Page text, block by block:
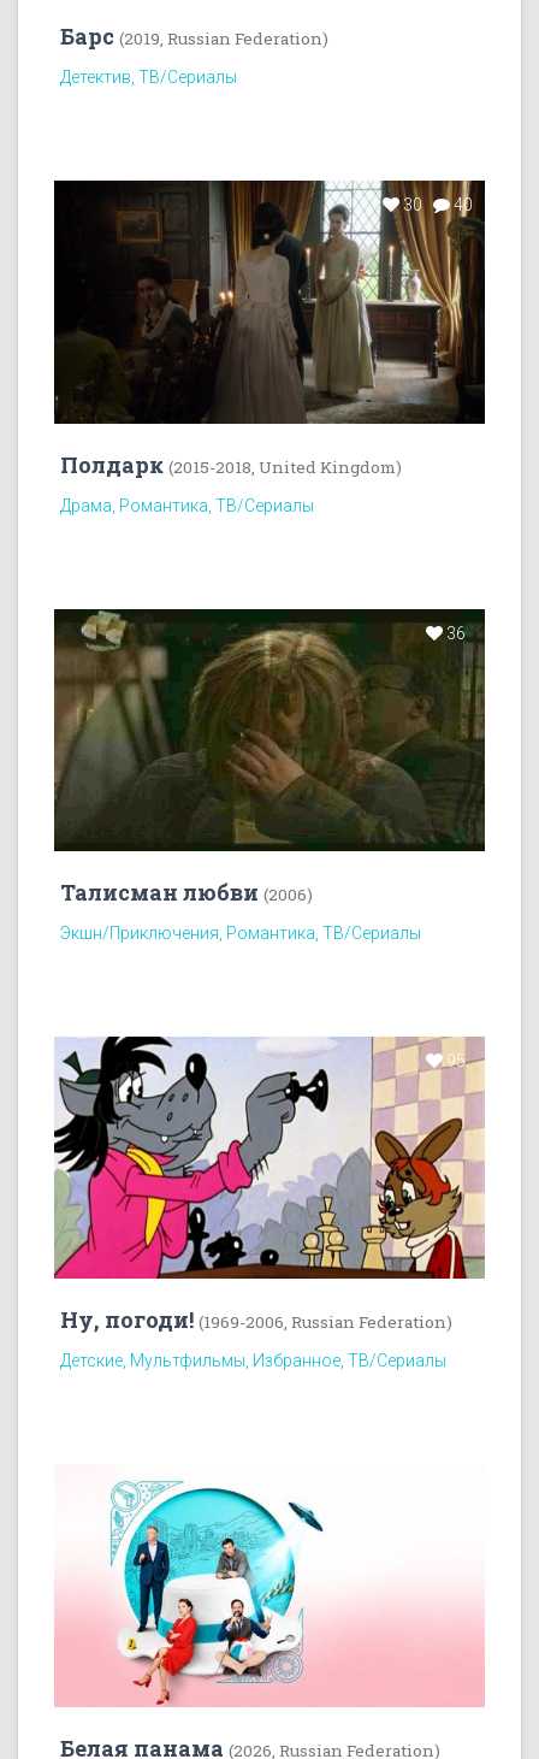
Барс (2019, Russian Federation)
Детектив, ТВ/Сериалы
30 40
Полдарк (2015-2018, United Kingdom)
Драма, Романтика, ТВ/Сериалы
36
Талисман любви (2006)
Экшн/Приключения, Романтика, ТВ/Сериалы
95
Ну, погоди! (1969-2006, Russian Federation)
Детские, Мультфильмы, Избранное, ТВ/Сериалы
Белая панама (2026, Russian Federation)